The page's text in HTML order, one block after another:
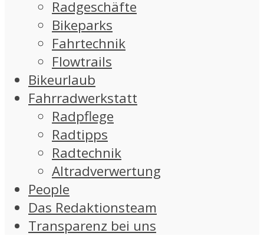
Radgeschäfte
Bikeparks
Fahrtechnik
Flowtrails
Bikeurlaub
Fahrradwerkstatt
Radpflege
Radtipps
Radtechnik
Altradverwertung
People
Das Redaktionsteam
Transparenz bei uns